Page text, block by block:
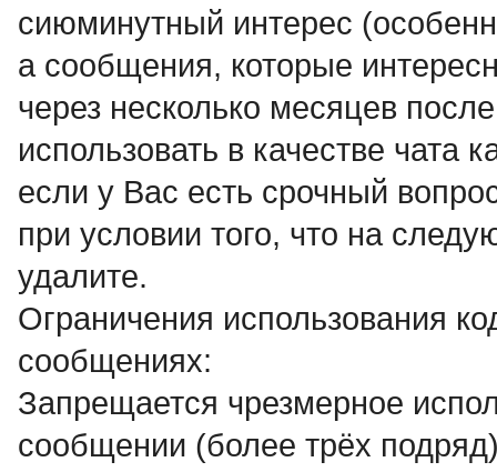
сиюминутный интерес
а сообщения, которые
через несколько месяцев
использовать в качестве чата
если у Вас есть срочный
при условии того, что на
удалите.
Ограничения использования
сообщениях:
Запрещается чрезмерное
сообщении (более трёх